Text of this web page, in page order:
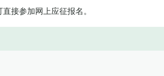
接参加网上应征报名。